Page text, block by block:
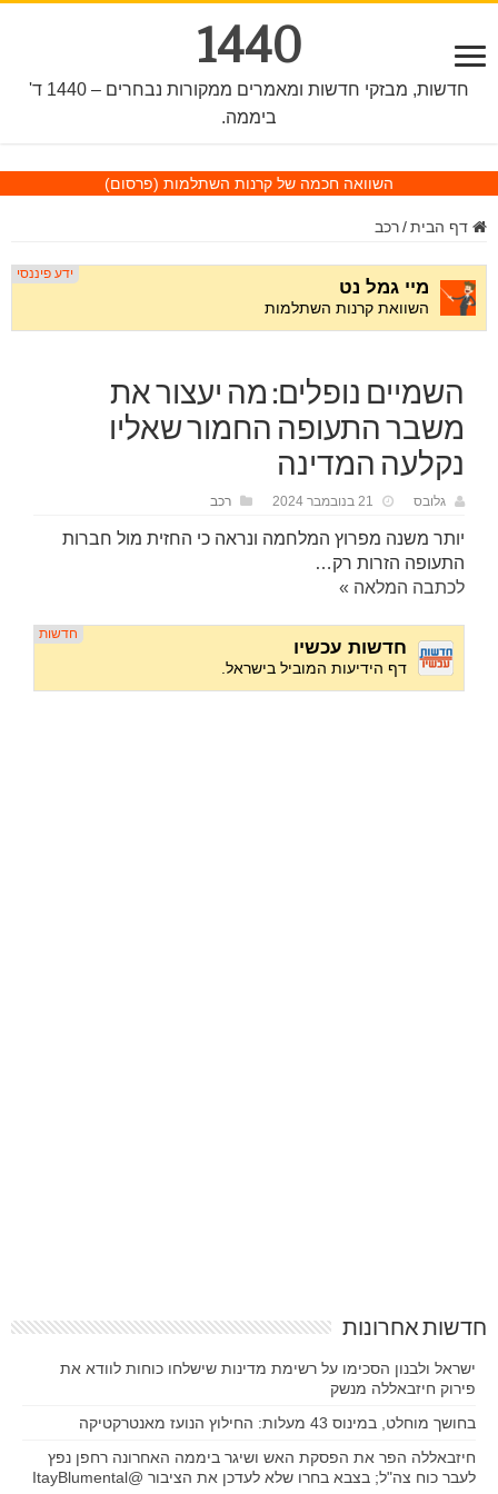
1440
חדשות, מבזקי חדשות ומאמרים ממקורות נבחרים – 1440 ד'
ביממה.
השוואה חכמה של קרנות השתלמות (פרסום)
דף הבית / רכב
השמיים נופלים: מה יעצור את
משבר התעופה החמור שאליו
נקלעה המדינה
גלובס 21 בנובמבר 2024 רכב
יותר משנה מפרוץ המלחמה ונראה כי החזית מול חברות
התעופה הזרות רק…
לכתבה המלאה »
חדשות אחרונות
ישראל ולבנון הסכימו על רשימת מדינות שישלחו כוחות לוודא את
פירוק חיזבאללה מנשק
בחושך מוחלט, במינוס 43 מעלות: החילוץ הנועז מאנטרקטיקה
חיזבאללה הפר את הפסקת האש ושיגר ביממה האחרונה רחפן נפץ
לעבר כוח צה"ל; בצבא בחרו שלא לעדכן את הציבור @ItayBlumental